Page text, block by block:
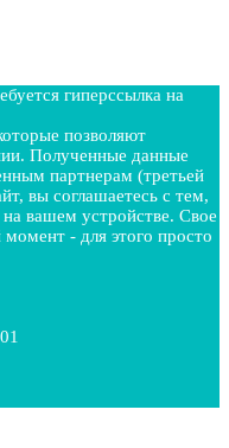
гиперссылка на
позволяют
Полученные данные
партнерам (третьей
вы соглашаетесь с тем,
вашем устройстве. Свое
- для этого просто